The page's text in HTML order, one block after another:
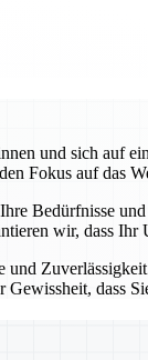
und sich auf
Fokus auf das
Bedürfnisse
wir, dass
dass